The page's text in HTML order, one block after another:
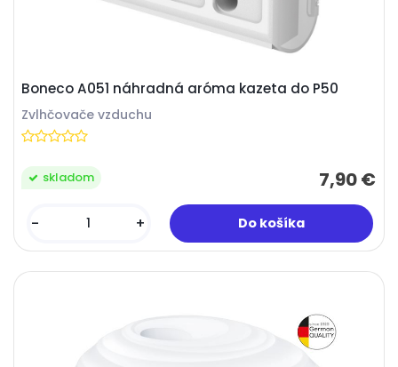
Boneco A051 náhradná aróma kazeta do P50
Zvlhčovače vzduchu
7,90 €
skladom
- +